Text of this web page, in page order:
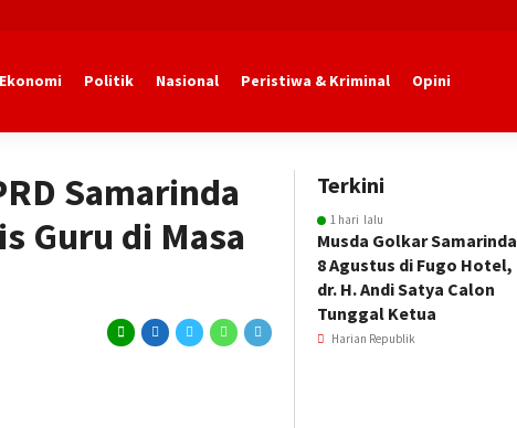
Ekonomi Politik Nasional Peristiwa & Kriminal Opini
Samarinda
Guru di Masa
Terkini
1 hari lalu
Musda Golkar Samarinda
8 Agustus di Fugo Hotel,
dr. H. Andi Satya Calon
Tunggal Ketua
Harian Republik